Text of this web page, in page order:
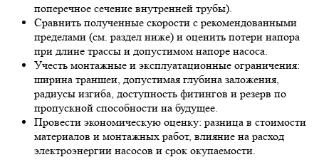
поперечное сечение внутренней трубы).
Сравнить полученные скорости с рекомендованными
пределами (см. раздел ниже) и оценить потери напора
при длине трассы и допустимом напоре насоса.
Учесть монтажные и эксплуатационные ограничения:
ширина траншеи, допустимая глубина заложения,
радиусы изгиба, доступность фитингов и резерв по
пропускной способности на будущее.
Провести экономическую оценку: разница в стоимости
материалов и монтажных работ, влияние на расход
электроэнергии насосов и срок окупаемости.